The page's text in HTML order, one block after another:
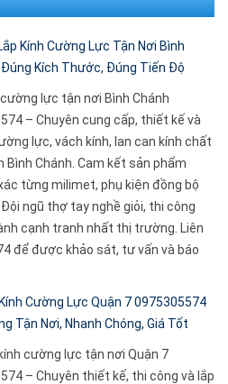
Kính Cường Lực Tận Nơi Bình
Kích Thước, Đúng Tiến Độ
cường lực tận nơi Bình Chánh
– Chuyên cung cấp, thiết kế và
lực, vách kính, lan can kính chất
Chánh. Cam kết sản phẩm
từng milimet, phụ kiện đồng bộ
ngũ thợ tay nghề giỏi, thi công
cạnh tranh nhất thị trường. Liên
để được khảo sát, tư vấn và báo
Cường Lực Quận 7 0975305574
Tận Nơi, Nhanh Chóng, Giá Tốt
cường lực tận nơi Quận 7
– Chuyên thiết kế, thi công và lắp